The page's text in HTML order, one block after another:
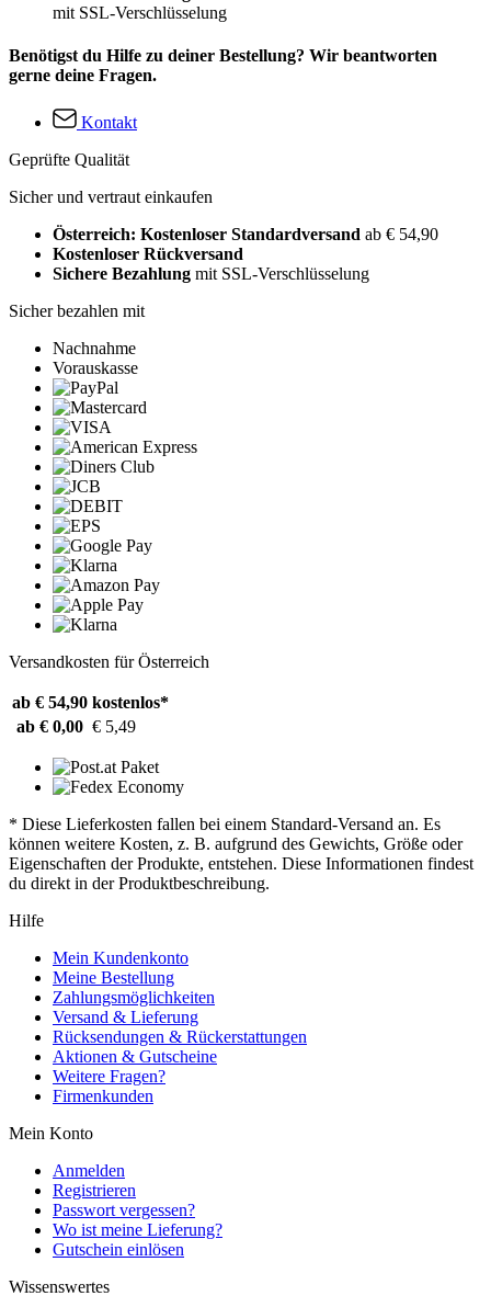
mit SSL-Verschlüsselung
Benötigst du Hilfe zu deiner Bestellung? Wir beantworten
gerne deine Fragen.
Kontakt
Geprüfte Qualität
Sicher und vertraut einkaufen
Österreich: Kostenloser Standardversand ab € 54,90
Kostenloser Rückversand
Sichere Bezahlung mit SSL-Verschlüsselung
Sicher bezahlen mit
Nachnahme
Vorauskasse
Versandkosten für Österreich
ab € 54,90 kostenlos*
ab € 0,00 € 5,49
* Diese Lieferkosten fallen bei einem Standard-Versand an. Es
können weitere Kosten, z. B. aufgrund des Gewichts, Größe oder
Eigenschaften der Produkte, entstehen. Diese Informationen findest
du direkt in der Produktbeschreibung.
Hilfe
Mein Kundenkonto
Meine Bestellung
Zahlungsmöglichkeiten
Versand & Lieferung
Rücksendungen & Rückerstattungen
Aktionen & Gutscheine
Weitere Fragen?
Firmenkunden
Mein Konto
Anmelden
Registrieren
Passwort vergessen?
Wo ist meine Lieferung?
Gutschein einlösen
Wissenswertes